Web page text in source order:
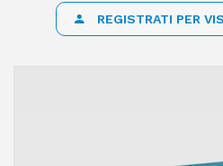
REGISTRATI PER